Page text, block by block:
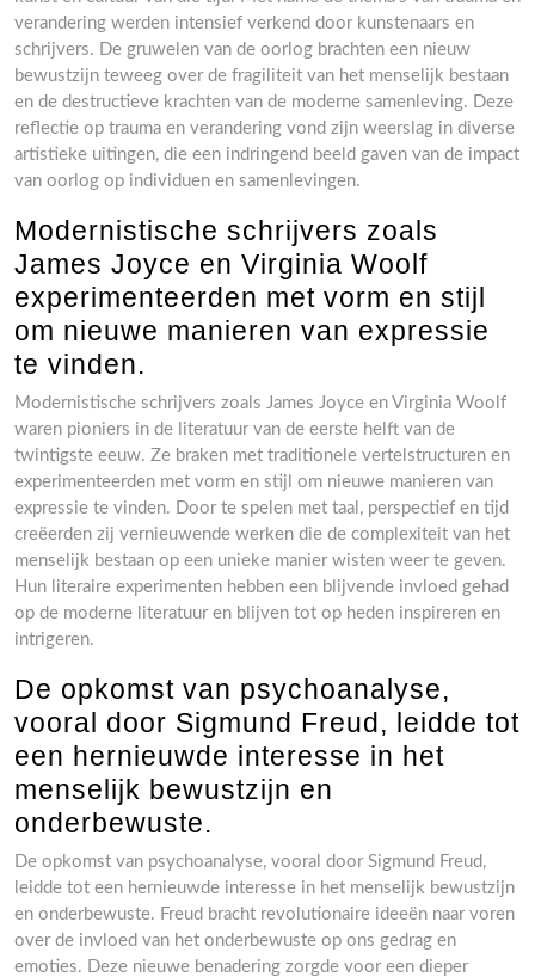
verandering werden intensief verkend door kunstenaars en
schrijvers. De gruwelen van de oorlog brachten een nieuw
bewustzijn teweeg over de fragiliteit van het menselijk bestaan
en de destructieve krachten van de moderne samenleving. Deze
reflectie op trauma en verandering vond zijn weerslag in diverse
artistieke uitingen, die een indringend beeld gaven van de impact
van oorlog op individuen en samenlevingen.
Modernistische schrijvers zoals
James Joyce en Virginia Woolf
experimenteerden met vorm en stijl
om nieuwe manieren van expressie
te vinden.
Modernistische schrijvers zoals James Joyce en Virginia Woolf
waren pioniers in de literatuur van de eerste helft van de
twintigste eeuw. Ze braken met traditionele vertelstructuren en
experimenteerden met vorm en stijl om nieuwe manieren van
expressie te vinden. Door te spelen met taal, perspectief en tijd
creëerden zij vernieuwende werken die de complexiteit van het
menselijk bestaan op een unieke manier wisten weer te geven.
Hun literaire experimenten hebben een blijvende invloed gehad
op de moderne literatuur en blijven tot op heden inspireren en
intrigeren.
De opkomst van psychoanalyse,
vooral door Sigmund Freud, leidde tot
een hernieuwde interesse in het
menselijk bewustzijn en
onderbewuste.
De opkomst van psychoanalyse, vooral door Sigmund Freud,
leidde tot een hernieuwde interesse in het menselijk bewustzijn
en onderbewuste. Freud bracht revolutionaire ideeën naar voren
over de invloed van het onderbewuste op ons gedrag en
emoties. Deze nieuwe benadering zorgde voor een dieper